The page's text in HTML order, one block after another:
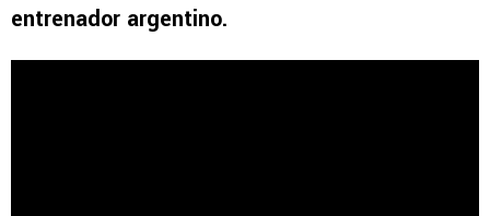
entrenador argentino.